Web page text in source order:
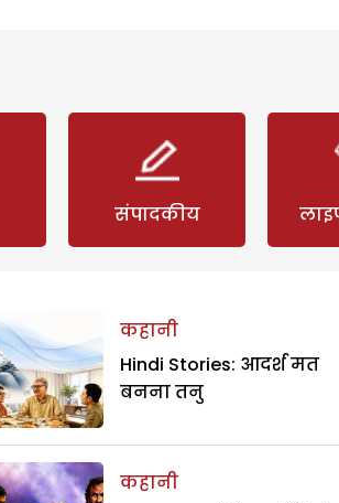
संपादकीय
कहानी
Hindi Stories: आदर्श मत
बनना तनु
कहानी